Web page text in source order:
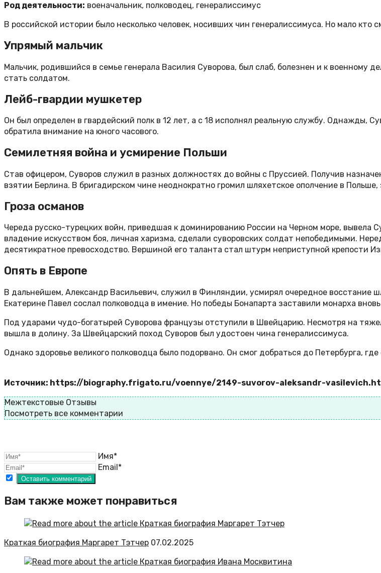
Род деятельности: военачальник, полководец, генералиссимус
В российской истории было несколько человек, носивших чин генералиссимуса. Но мало кто
Упрямый мальчик
Мальчик, родившийся в семье генерала Василия Суворова, был слаб, болезнен и к военному
стать солдатом.
Лейб-гвардии мушкетер
Он был определен в гвардейский полк в 12 лет, а с 18 исполнял реальную службу. Однажды,
обратила внимание на юного часового.
Семилетняя война и усмирение Польши
Став офицером, Суворов служил в разных должностях до войны с Пруссией. Получив
взятии Берлина. В бригадирском чине неоднократно громил шляхетское ополчение в
Гроза османов
Череда русско-турецких войн, приведшая к доминированию России на Черном море, вывела
владение искусством боя, личная харизма, сделали суворовских солдат непобедимыми.
десятикратное превосходство. Вершиной его таланта стал штурм неприступной крепости
Опять в Европе
В дальнейшем, Александр Васильевич, служил в Финляндии, усмирял очередное восстание
Екатерине Павел сослал полководца в имение. Но победы Бонапарта заставили монарха
Под ударами чудо-богатырей Суворова французы отступили в Швейцарию. Несмотря на
вышла в долину. За Швейцарский поход Суворов был удостоен чина генералиссимуса.
Однако здоровье великого полководца было подорвано. Он смог добраться до Петербурга,
Источник: https://biography.frigato.ru/voennye/2149-suvorov-aleksandr-
Межтекстовые Отзывы
Посмотреть все комментарии
Имя*
Email*
Вам также может понравиться
Краткая биография Маргарет Тэтчер 07.02.2025